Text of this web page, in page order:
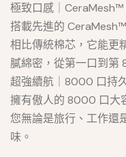
極致口感｜CeraMesh™
搭載先進的
相比傳統棉芯，它能更
膩綿密，從第一口到第
超強續航｜8000 口持
擁有傲人的 8000 口大
您無論是旅行、工作還
味。​